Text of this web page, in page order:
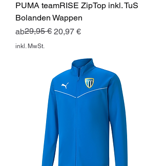
PUMA teamRISE ZipTop inkl. TuS
Bolanden Wappen
ab
Standardpreis
29,95 € 20,97 €
Sale-Preis
inkl. MwSt.